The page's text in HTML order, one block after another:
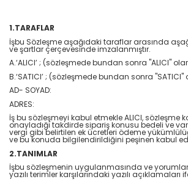
1.TARAFLAR
İşbu Sözleşme aşağıdaki taraflar arasında
ve şartlar çerçevesinde imzalanmıştır.
A.‘ALICI’ ; (sözleşmede bundan sonra "ALICI"
B.‘SATICI’ ; (sözleşmede bundan sonra
AD- SOYAD:
ADRES:
İş bu sözleşmeyi kabul etmekle ALICI, sözleşme
onayladığı takdirde sipariş konusu bedeli ve
vergi gibi belirtilen ek ücretleri ödeme
ve bu konuda bilgilendirildiğini peşinen kabul
2.TANIMLAR
İşbu sözleşmenin uygulanmasında ve
yazılı terimler karşılarındaki yazılı